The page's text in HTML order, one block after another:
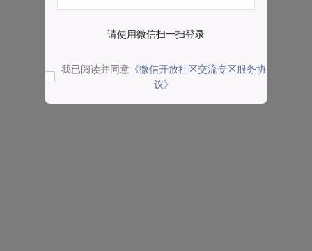
请使用微信扫一扫登录
我已阅读并同意 《微信开放社区交流专区服务协
议》